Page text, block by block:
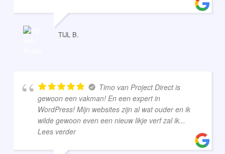
TIJL B.
Timo van Project Direct is
gewoon een vakman! En een expert in
WordPress! Mijn websites zijn al wat ouder en ik
wilde gewoon even een nieuw likje verf zal ik...
Lees verder